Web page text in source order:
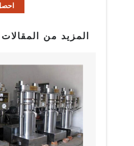
المزيد من